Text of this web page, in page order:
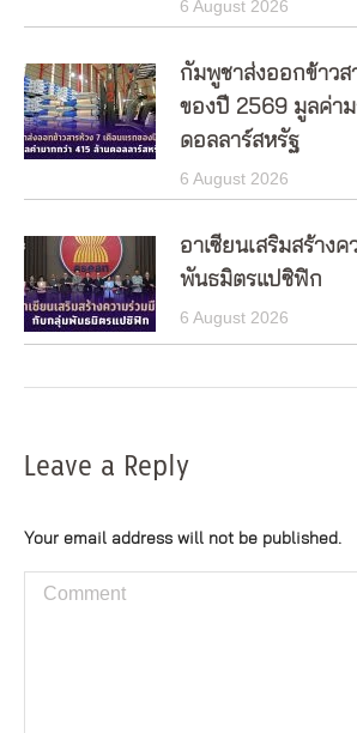
6 August 2026
กัมพูชาส่งออกข้าวส
ของปี 2569 มูลค่าม
ดอลลาร์สหรัฐ
6 August 2026
อาเซียนเสริมสร้าง
พันธมิตรแปซิฟิก
6 August 2026
Leave a Reply
Your email address will not be published.
Comment